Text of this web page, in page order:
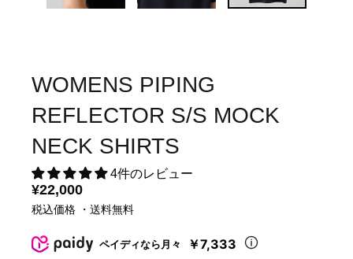
WOMENS PIPING
REFLECTOR S/S MOCK
NECK SHIRTS
4件のレビュー
¥22,000
税込価格 ・送料無料
ペイディなら月々 ￥7,333